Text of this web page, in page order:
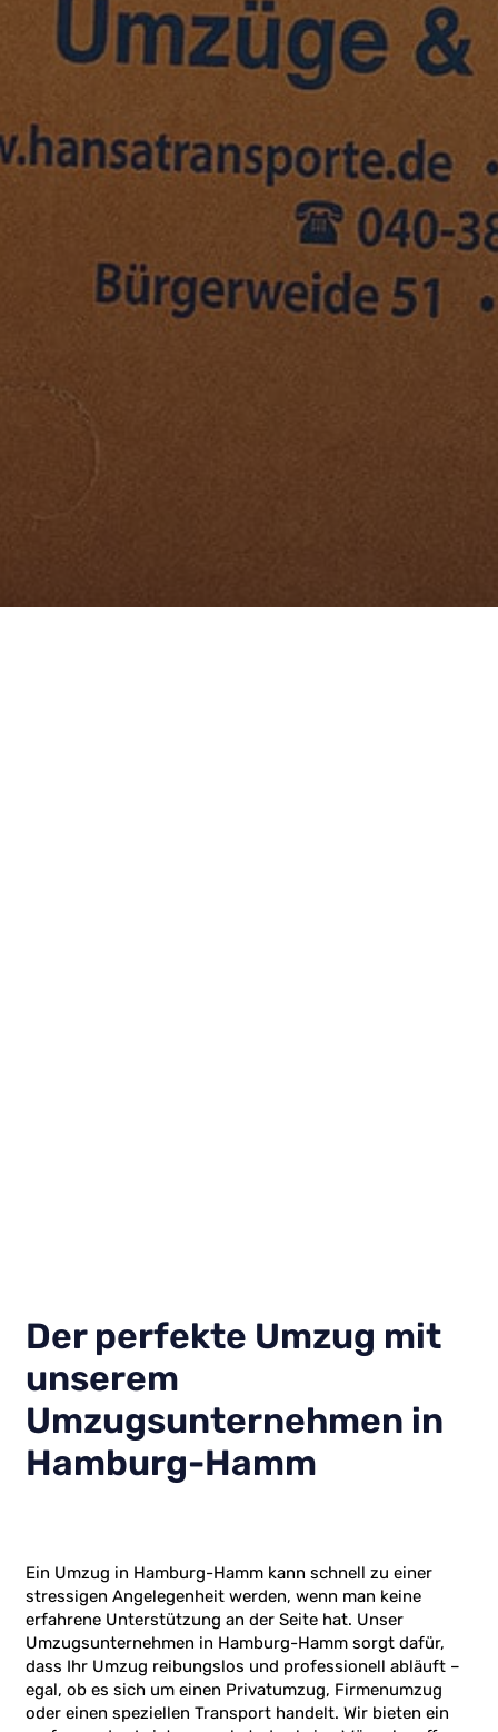
Der perfekte Umzug mit
unserem
Umzugsunternehmen in
Hamburg-Hamm
Ein Umzug in Hamburg-Hamm kann schnell zu einer
stressigen Angelegenheit werden, wenn man keine
erfahrene Unterstützung an der Seite hat. Unser
Umzugsunternehmen in Hamburg-Hamm sorgt dafür,
dass Ihr Umzug reibungslos und professionell abläuft –
egal, ob es sich um einen Privatumzug, Firmenumzug
oder einen speziellen Transport handelt. Wir bieten ein